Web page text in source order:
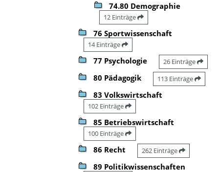
74.80 Demographie
12 Einträge
76 Sportwissenschaft
14 Einträge
77 Psychologie 26 Einträge
80 Pädagogik 113 Einträge
83 Volkswirtschaft
102 Einträge
85 Betriebswirtschaft
100 Einträge
86 Recht 262 Einträge
89 Politikwissenschaften